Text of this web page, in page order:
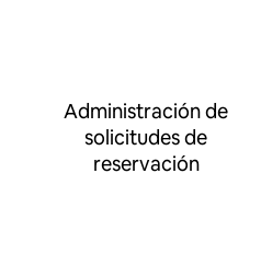
Administración de
solicitudes de
reservación